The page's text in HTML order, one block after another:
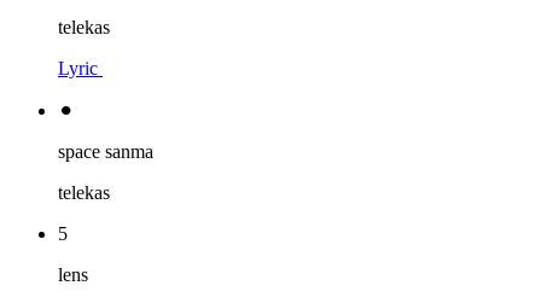
telekas
Lyric
⚫︎
space sanma
telekas
5
lens